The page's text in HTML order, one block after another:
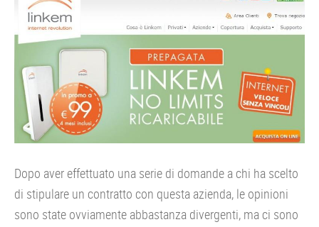
Dopo aver effettuato una serie di domande a chi ha scelto
di stipulare un contratto con questa azienda, le opinioni
sono state ovviamente abbastanza divergenti, ma ci sono